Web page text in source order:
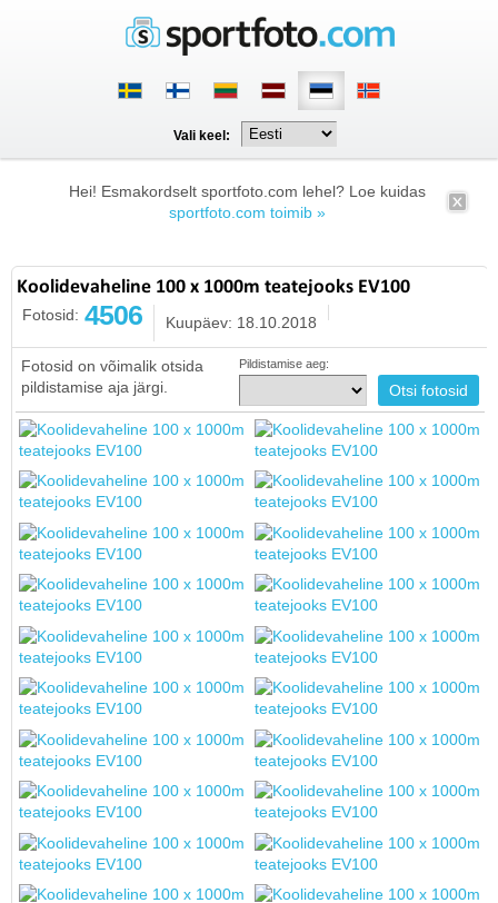
Vali keel:
Hei! Esmakordselt sportfoto.com lehel? Loe kuidas
sportfoto.com toimib »
Koolidevaheline 100 x 1000m teatejooks EV100
Fotosid: 4506 Kuupäev: 18.10.2018
Fotosid on võimalik otsida
pildistamise aja järgi.
Pildistamise aeg: